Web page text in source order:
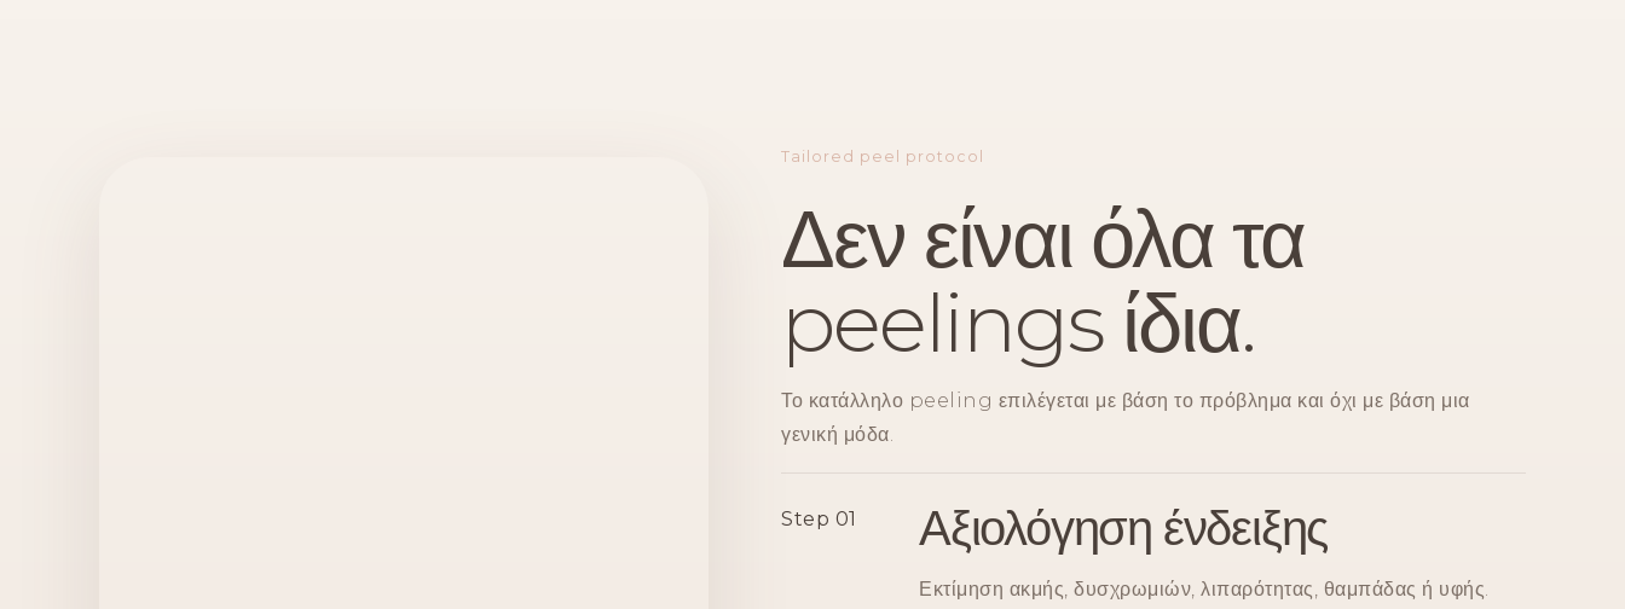
Tailored peel protocol
Δεν είναι όλα τα
peelings ίδια.
Το κατάλληλο peeling επιλέγεται με βάση το πρόβλημα και όχι με βάση μια
γενική μόδα.
Step 01 Αξιολόγηση ένδειξης
Εκτίμηση ακμής, δυσχρωμιών, λιπαρότητας, θαμπάδας ή υφής.